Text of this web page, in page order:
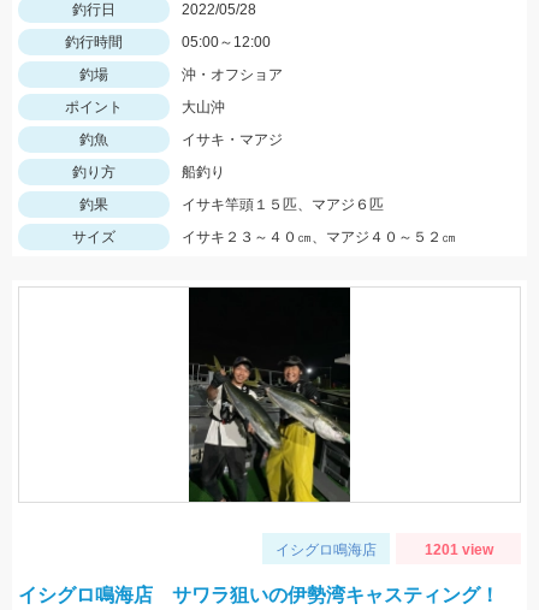
釣行日
2022/05/28
釣行時間
05:00～12:00
釣場
沖・オフショア
ポイント
大山沖
釣魚
イサキ・マアジ
釣り方
船釣り
釣果
イサキ竿頭１５匹、マアジ６匹
サイズ
イサキ２３～４０㎝、マアジ４０～５２㎝
イシグロ鳴海店 1201 view
イシグロ鳴海店 サワラ狙いの伊勢湾キャスティング！